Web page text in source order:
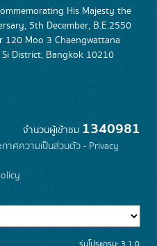
His Majesty the
5th December, B.E.2550
120 Moo 3 Chaengwattana
District, Bangkok 10210
จำนวนผู้เข้าชม 1340981
าศความเป็นส่วนตัว - Privacy